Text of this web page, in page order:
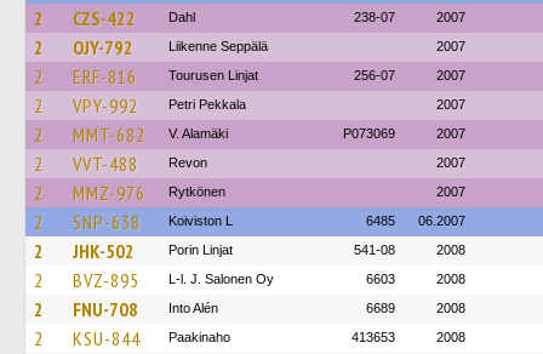
2 CZS-422 Dahl 238-07 2007
2 OJY-792 Liikenne Seppälä 2007
2 ERF-816 Tourusen Linjat 256-07 2007
2 VPY-992 Petri Pekkala 2007
2 MMT-682 V. Alamäki P073069 2007
2 VVT-488 Revon 2007
2 MMZ-976 Rytkönen 2007
2 SNP-638 Koiviston L 6485 06.2007
2 JHK-502 Porin Linjat 541-08 2008
2 BVZ-895 L-l. J. Salonen Oy 6603 2008
2 FNU-708 Into Alén 6689 2008
2 KSU-844 Paakinaho 413653 2008